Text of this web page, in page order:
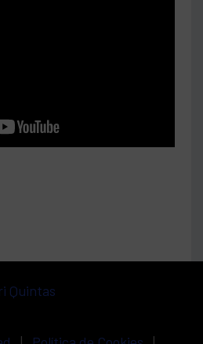
Quintas